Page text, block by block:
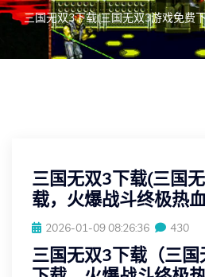
三国无双3下载(三国无双3游戏免费
三国无双3下载(三国
载，火爆战斗终极热
2026-01-09 08:26:36 430
三国无双3下载（三